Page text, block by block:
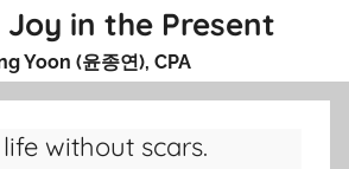
Joy in the Present
Yoon (윤종연), CPA
without scars.